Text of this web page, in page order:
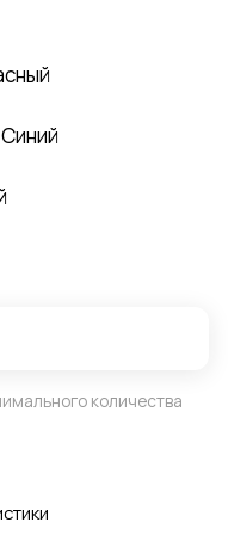
Синий
количества